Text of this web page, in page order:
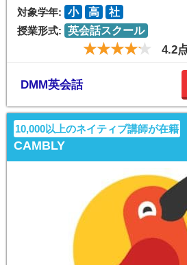
対象学年: 小 高
社
授業形式: 英会話スクール
4.2
DMM英会話
10,000以上のネイティブ講師が在籍
CAMBLY